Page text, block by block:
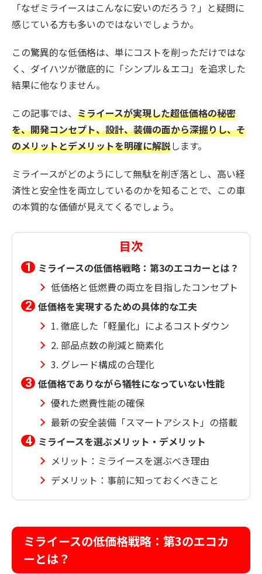
「なぜミライースはこんなに安いのだろう？」と疑問に
感じている方も多いのではないでしょうか。
この驚異的な低価格は、単にコストを削っただけではな
く、ダイハツが徹底的に「シンプル＆エコ」を追求した
結果に他なりません。
この記事では、 ミライースが実現した超低価格の秘密
を、開発コンセプト、設計、装備の面から深掘りし、そ
のメリットとデメリットを明確に解説します。
ミライースがどのようにして無駄を削ぎ落とし、高い経
済性と安全性を両立しているのかを知ることで、この車
の本質的な価値が見えてくるでしょう。
目次
ミライースの低価格戦略：第3のエコカーとは？
低価格と低燃費の両立を目指したコンセプト
低価格を実現するための具体的な工夫
1. 徹底した「軽量化」によるコストダウン
2. 部品点数の削減と簡素化
3. グレード構成の合理化
低価格でありながら犠牲になっていない性能
優れた燃費性能の確保
最新の安全装備「スマートアシスト」の搭載
ミライースを選ぶメリット・デメリット
メリット：ミライースを選ぶべき理由
デメリット：事前に知っておくべきこと
ミライースの低価格戦略：第3のエコカ
ーとは？